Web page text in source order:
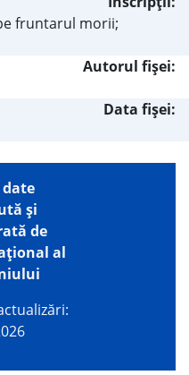
pe fruntarul morii;
Autorul fişei:
Data fișei:
date
şi
de
al